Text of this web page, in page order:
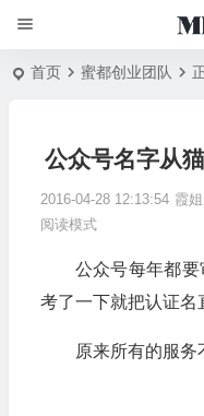
首页 蜜都创业团队
公众号名字从
2016-04-28 12:13:54 霞
阅读模式
公众号每年都
考了一下就把认证名
原来所有的服务